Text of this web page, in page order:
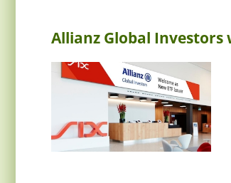
Allianz Global Investors